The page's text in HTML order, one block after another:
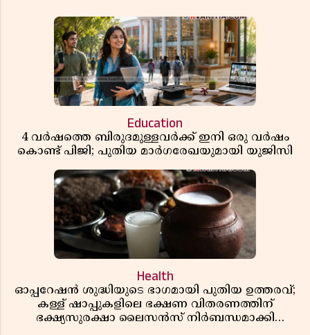
Education
4 വർഷത്തെ ബിരുദമുള്ളവർക്ക് ഇനി ഒരു വർഷം
കൊണ്ട് പിജി; പുതിയ മാർഗരേഖയുമായി യുജിസി
Health
ഓപ്പറേഷൻ ശുദ്ധിയുടെ ഭാഗമായി പുതിയ ഉത്തരവ്;
കള്ള് ഷാപ്പുകളിലെ ഭക്ഷണ വിതരണത്തിന്
ഭക്ഷ്യസുരക്ഷാ ലൈസൻസ് നിർബന്ധമാക്കി